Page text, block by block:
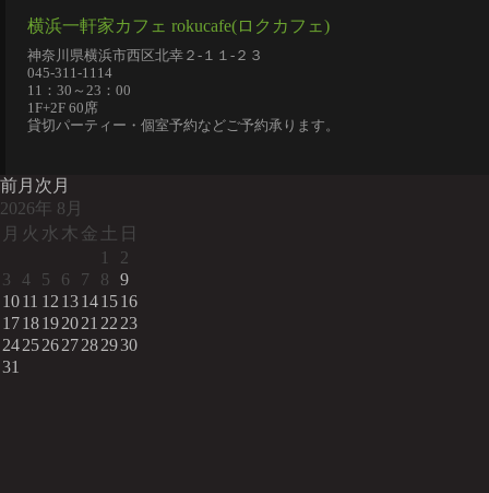
横浜一軒家カフェ rokucafe(ロクカフェ)
神奈川県横浜市西区北幸２-１１-２３
045-311-1114
11：30～23：00
1F+2F 60席
貸切パーティー・個室予約などご予約承ります。
前月 次月
2026年 8月
月 火 水 木 金 土 日
1
2
3
4 5 6 7 8
9
1011 12 13141516
1718192021 22 23
24252627282930
31